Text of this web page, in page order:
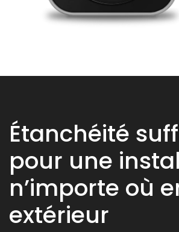
Étanchéité
pour une
n’importe où
extérieur